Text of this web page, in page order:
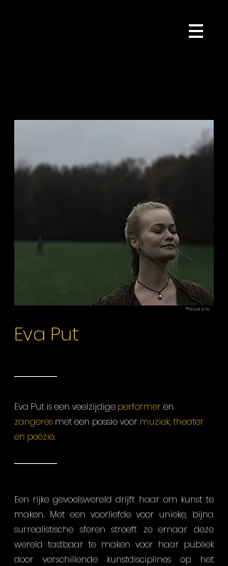
©Wout Enis
Eva Put
Eva Put is een veelzijdige performeren
zangeres met een passie voor muziek, theater
en poëzie.
Een rijke gevoelswereld drijft haar om kunst te
maken. Met een voorliefde voor unieke, bijna
surrealistische sferen streeft ze ernaar deze
wereld tastbaar te maken voor haar publiek
door verschillende kunstdisciplines op het